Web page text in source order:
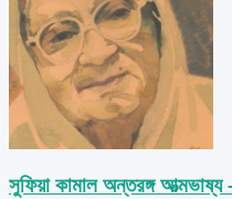
সুফিয়া কামাল অন্তরঙ্গ